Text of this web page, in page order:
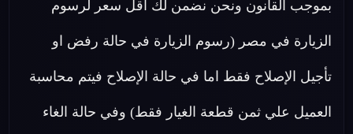
بموجب القانون ونحن نضمن لك اقل سعر لرسوم
الزيارة في مصر (رسوم الزيارة في حالة رفض او
تأجيل الإصلاح فقط اما في حالة الإصلاح فيتم محاسبة
العميل علي ثمن قطعة الغيار فقط) وفي حالة الغاء